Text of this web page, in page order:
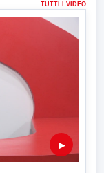
TUTTI I VIDEO
▶